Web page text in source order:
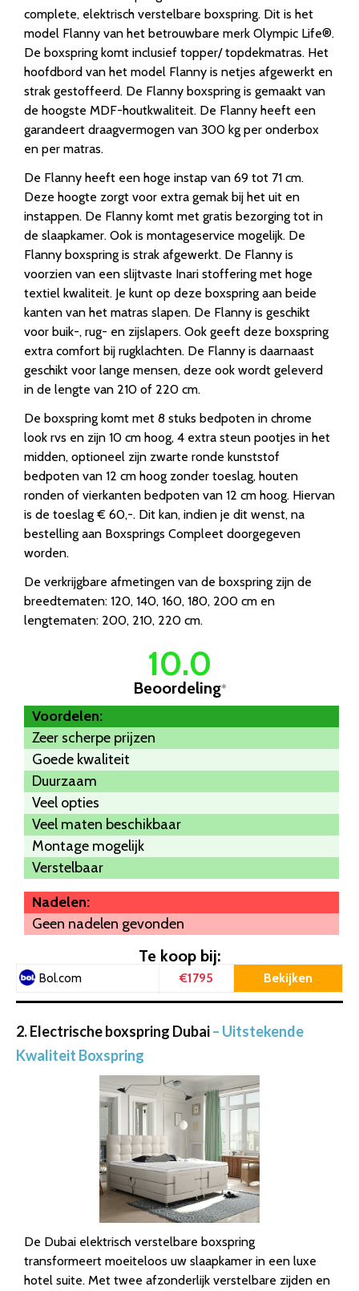
complete, elektrisch verstelbare boxspring. Dit is het
model Flanny van het betrouwbare merk Olympic Life®.
De boxspring komt inclusief topper/ topdekmatras. Het
hoofdbord van het model Flanny is netjes afgewerkt en
strak gestoffeerd. De Flanny boxspring is gemaakt van
de hoogste MDF-houtkwaliteit. De Flanny heeft een
garandeert draagvermogen van 300 kg per onderbox
en per matras.
De Flanny heeft een hoge instap van 69 tot 71 cm.
Deze hoogte zorgt voor extra gemak bij het uit en
instappen. De Flanny komt met gratis bezorging tot in
de slaapkamer. Ook is montageservice mogelijk. De
Flanny boxspring is strak afgewerkt. De Flanny is
voorzien van een slijtvaste Inari stoffering met hoge
textiel kwaliteit. Je kunt op deze boxspring aan beide
kanten van het matras slapen. De Flanny is geschikt
voor buik-, rug- en zijslapers. Ook geeft deze boxspring
extra comfort bij rugklachten. De Flanny is daarnaast
geschikt voor lange mensen, deze ook wordt geleverd
in de lengte van 210 of 220 cm.
De boxspring komt met 8 stuks bedpoten in chrome
look rvs en zijn 10 cm hoog, 4 extra steun pootjes in het
midden, optioneel zijn zwarte ronde kunststof
bedpoten van 12 cm hoog zonder toeslag, houten
ronden of vierkanten bedpoten van 12 cm hoog. Hiervan
is de toeslag € 60,-. Dit kan, indien je dit wenst, na
bestelling aan Boxsprings Compleet doorgegeven
worden.
De verkrijgbare afmetingen van de boxspring zijn de
breedtematen: 120, 140, 160, 180, 200 cm en
lengtematen: 200, 210, 220 cm.
10.0
Beoordeling*
Voordelen:
Zeer scherpe prijzen
Goede kwaliteit
Duurzaam
Veel opties
Veel maten beschikbaar
Montage mogelijk
Verstelbaar
Nadelen:
Geen nadelen gevonden
Te koop bij:
Bol.com €1795 Bekijken
2. Electrische boxspring Dubai– Uitstekende
Kwaliteit Boxspring
De Dubai elektrisch verstelbare boxspring
transformeert moeiteloos uw slaapkamer in een luxe
hotel suite. Met twee afzonderlijk verstelbare zijden en